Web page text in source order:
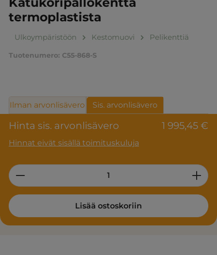
termoplastista
Ulkoympäristöön Kestomuovi Pelikenttiä
Tuotenumero: C55-868-S
Hinta sis. arvonlisävero 1 995,45 €
Hinnat eivät sisällä toimituskuluja
Ilman arvonlisävero Sis. arvonlisävero
Product Quantity: Enter the desired
Lisää ostoskoriin